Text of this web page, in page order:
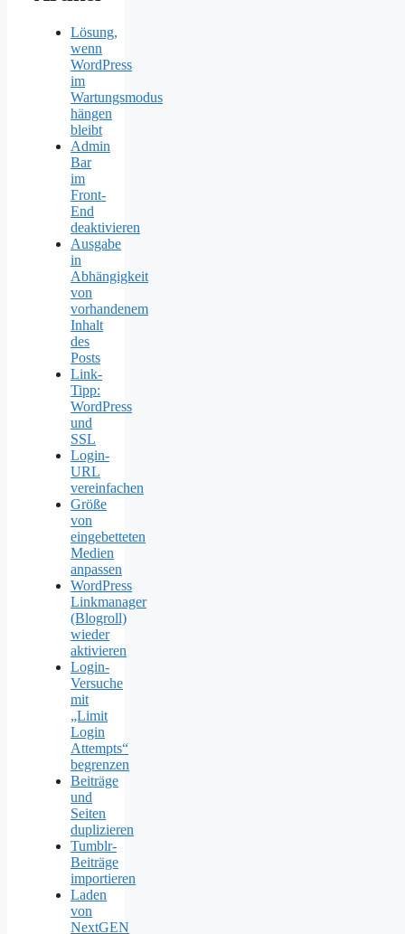
Lösung,
wenn
WordPress
im
Wartungsmodus
hängen
bleibt
Admin
Bar
im
Front-
End
deaktivieren
Ausgabe
in
Abhängigkeit
von
vorhandenem
Inhalt
des
Posts
Link-
Tipp:
WordPress
und
SSL
Login-
URL
vereinfachen
Größe
von
eingebetteten
Medien
anpassen
WordPress
Linkmanager
(Blogroll)
wieder
aktivieren
Login-
Versuche
mit
„Limit
Login
Attempts“
begrenzen
Beiträge
und
Seiten
duplizieren
Tumblr-
Beiträge
importieren
Laden
von
NextGEN